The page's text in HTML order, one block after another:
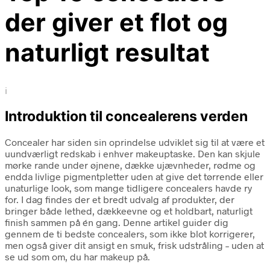
der giver et flot og
naturligt resultat
i
Introduktion til concealerens verden
Concealer har siden sin oprindelse udviklet sig til at være et
uundværligt redskab i enhver makeuptaske. Den kan skjule
mørke rande under øjnene, dække ujævnheder, rødme og
endda livlige pigmentpletter uden at give det tørrende eller
unaturlige look, som mange tidligere concealers havde ry
for. I dag findes der et bredt udvalg af produkter, der
bringer både lethed, dækkeevne og et holdbart, naturligt
finish sammen på én gang. Denne artikel guider dig
gennem de ti bedste concealers, som ikke blot korrigerer,
men også giver dit ansigt en smuk, frisk udstråling – uden at
se ud som om, du har makeup på.